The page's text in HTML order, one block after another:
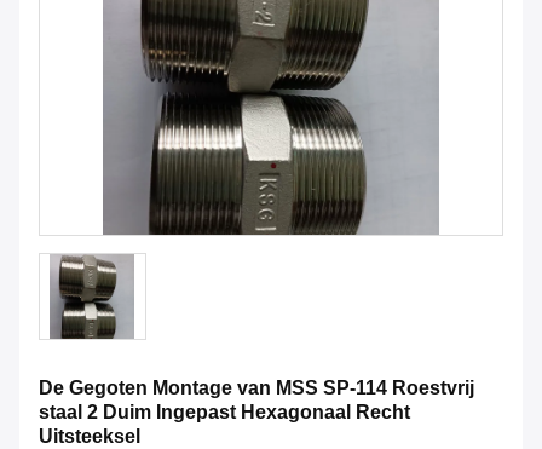
De Gegoten Montage van MSS SP-114 Roestvrij
staal 2 Duim Ingepast Hexagonaal Recht
Uitsteeksel